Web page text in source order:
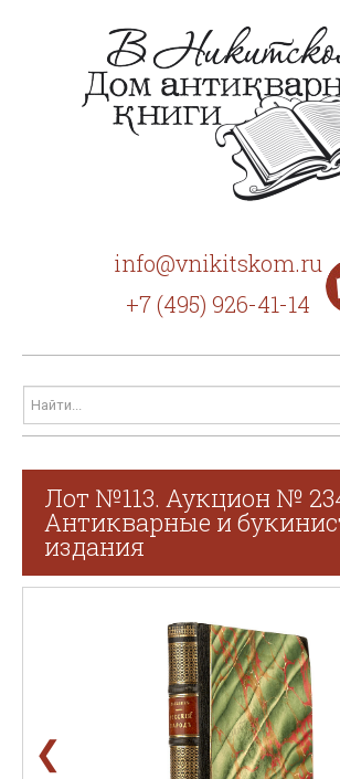
info@vnikitskom.ru
+7 (495) 926-41-14
Лот №113. Аукцион №
Антикварные и
издания
❮